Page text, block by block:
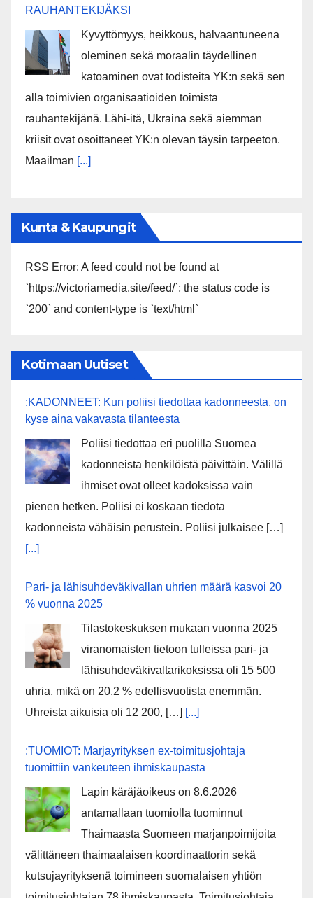
RAUHANTEKIJÄKSI
Kyvyttömyys, heikkous, halvaantuneena
oleminen sekä moraalin täydellinen
katoaminen ovat todisteita YK:n sekä sen
alla toimivien organisaatioiden toimista
rauhantekijänä. Lähi-itä, Ukraina sekä aiemman
kriisit ovat osoittaneet YK:n olevan täysin tarpeeton.
Maailman [...]
Kunta & Kaupungit
RSS Error: A feed could not be found at
`https://victoriamedia.site/feed/`; the status code is
`200` and content-type is `text/html`
Kotimaan Uutiset
:KADONNEET: Kun poliisi tiedottaa kadonneesta, on
kyse aina vakavasta tilanteesta
Poliisi tiedottaa eri puolilla Suomea
kadonneista henkilöistä päivittäin. Välillä
ihmiset ovat olleet kadoksissa vain
pienen hetken. Poliisi ei koskaan tiedota
kadonneista vähäisin perustein. Poliisi julkaisee […]
[...]
Pari- ja lähisuhdeväkivallan uhrien määrä kasvoi 20
% vuonna 2025
Tilastokeskuksen mukaan vuonna 2025
viranomaisten tietoon tulleissa pari- ja
lähisuhdeväkivaltarikoksissa oli 15 500
uhria, mikä on 20,2 % edellisvuotista enemmän.
Uhreista aikuisia oli 12 200, […] [...]
:TUOMIOT: Marjayrityksen ex-toimitusjohtaja
tuomittiin vankeuteen ihmiskaupasta
Lapin käräjäoikeus on 8.6.2026
antamallaan tuomiolla tuominnut
Thaimaasta Suomeen marjanpoimijoita
välittäneen thaimaalaisen koordinaattorin sekä
kutsujayrityksenä toimineen suomalaisen yhtiön